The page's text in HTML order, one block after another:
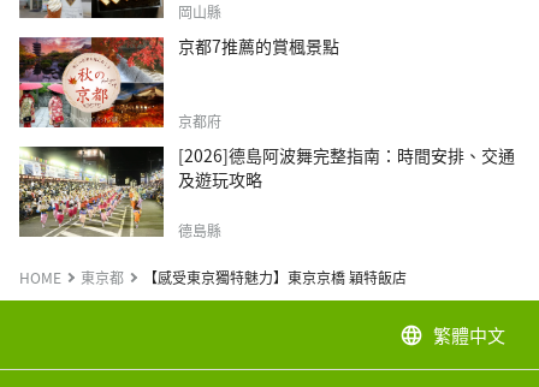
岡山縣
京都7推薦的賞楓景點
京都府
[2026]德島阿波舞完整指南：時間安排、交通
及遊玩攻略
德島縣
HOME 東京都 【感受東京獨特魅力】東京京橋 穎特飯店
language 繁體中文